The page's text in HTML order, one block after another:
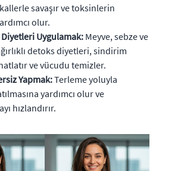
savaşır ve toksinlerin
olur.
Uygulamak: Meyve, sebze ve
detoks diyetleri, sindirim
ve vücudu temizler.
Yapmak:Terleme yoluyla
yardımcı olur ve
hızlandırır.